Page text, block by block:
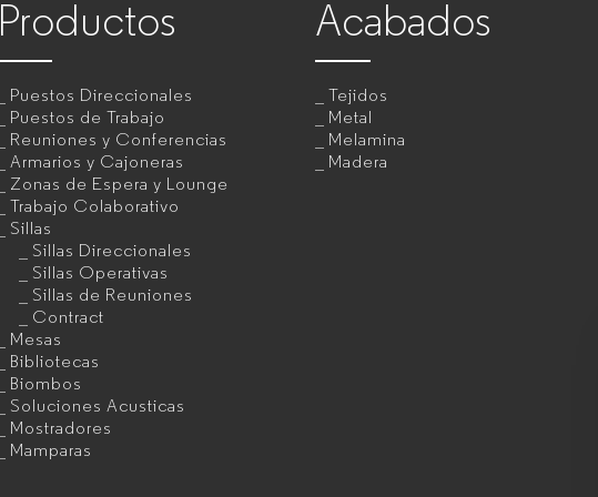
Productos
Puestos Direccionales
Puestos de Trabajo
Reuniones y Conferencias
Armarios y Cajoneras
Zonas de Espera y Lounge
Trabajo Colaborativo
Sillas
Sillas Direccionales
Sillas Operativas
Sillas de Reuniones
Contract
Mesas
Bibliotecas
Biombos
Soluciones Acusticas
Mostradores
Mamparas
Acabados
Tejidos
Metal
Melamina
Madera